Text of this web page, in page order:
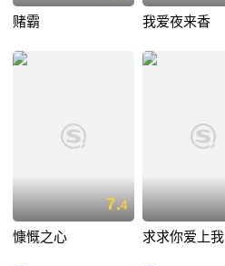
赌霸 我爱夜来香
7.4
慷慨之心 求求你爱上我